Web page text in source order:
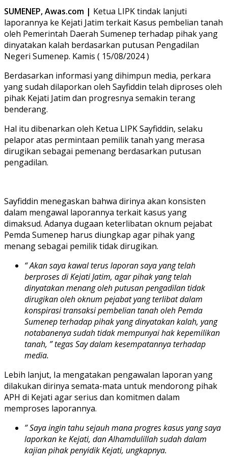
SUMENEP, Awas.com | Ketua LIPK tindak lanjuti
laporannya ke Kejati Jatim terkait Kasus pembelian tanah
oleh Pemerintah Daerah Sumenep terhadap pihak yang
dinyatakan kalah berdasarkan putusan Pengadilan
Negeri Sumenep. Kamis ( 15/08/2024 )
Berdasarkan informasi yang dihimpun media, perkara
yang sudah dilaporkan oleh Sayfiddin telah diproses oleh
pihak Kejati Jatim dan progresnya semakin terang
benderang.
Hal itu dibenarkan oleh Ketua LIPK Sayfiddin, selaku
pelapor atas permintaan pemilik tanah yang merasa
dirugikan sebagai pemenang berdasarkan putusan
pengadilan.
Sayfiddin menegaskan bahwa dirinya akan konsisten
dalam mengawal laporannya terkait kasus yang
dimaksud. Adanya dugaan keterlibatan oknum pejabat
Pemda Sumenep harus diungkap agar pihak yang
menang sebagai pemilik tidak dirugikan.
“ Akan saya kawal terus laporan saya yang telah
berproses di Kejati Jatim, agar pihak yang telah
dinyatakan menang oleh putusan pengadilan tidak
dirugikan oleh oknum pejabat yang terlibat dalam
konspirasi transaksi pembelian tanah oleh Pemda
Sumenep terhadap pihak yang dinyatakan kalah, yang
notabanenya sudah tidak mempunyai hak kepemilikan
tanah, ” tegas Say dalam kesempatannya terhadap
media.
Lebih lanjut, Ia mengatakan pengawalan laporan yang
dilakukan dirinya semata-mata untuk mendorong pihak
APH di Kejati agar serius dan komitmen dalam
memproses laporannya.
” Saya ingin tahu sejauh mana progres kasus yang saya
laporkan ke Kejati, dan Alhamdulillah sudah dalam
kajian pihak penyidik Kejati, ungkapnya.